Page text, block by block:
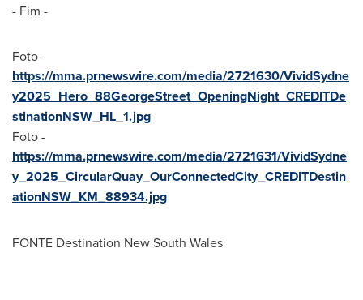
- Fim -
Foto -
https://mma.prnewswire.com/media/2721630/VividSydne
y2025_Hero_88GeorgeStreet_OpeningNight_CREDITDe
stinationNSW_HL_1.jpg
Foto -
https://mma.prnewswire.com/media/2721631/VividSydne
y_2025_CircularQuay_OurConnectedCity_CREDITDestin
ationNSW_KM_88934.jpg
FONTE Destination New South Wales